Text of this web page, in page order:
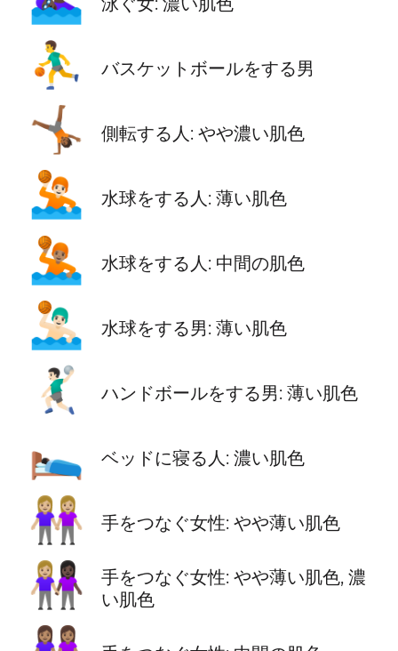
⛹️‍♂️ バスケットボールをする男
🤸🏾 側転する人: やや濃い肌色
🤽🏻 水球をする人: 薄い肌色
🤽🏽 水球をする人: 中間の肌色
🤽🏻‍♂️ 水球をする男: 薄い肌色
🤾🏻‍♂️ ハンドボールをする男: 薄い肌色
🛌🏿 ベッドに寝る人: 濃い肌色
👭🏼 手をつなぐ女性: やや薄い肌色
👩🏼‍🤝‍👩🏿
手をつなぐ女性: やや薄い肌色, 濃
い肌色